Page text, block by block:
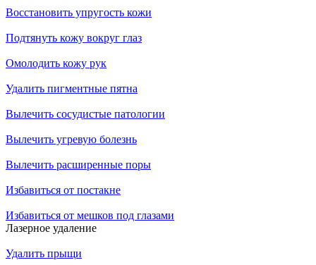
Восстановить упругость кожи
Подтянуть кожу вокруг глаз
Омолодить кожу рук
Удалить пигментные пятна
Вылечить сосудистые патологии
Вылечить угревую болезнь
Вылечить расширенные поры
Избавиться от постакне
Избавиться от мешков под глазами
Лазерное удаление
Удалить прыщи